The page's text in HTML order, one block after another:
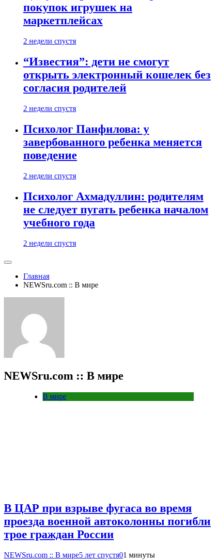
покупок игрушек на
маркетплейсах
2 недели спустя
“Известия”: дети не смогут
открыть электронный кошелек без
согласия родителей
2 недели спустя
Психолог Панфилова: у
завербованного ребенка меняется
поведение
2 недели спустя
Психолог Ахмадуллин: родителям
не следует пугать ребенка началом
учебного года
2 недели спустя
Главная
NEWSru.com :: В мире
NEWSru.com :: В мире
В мире
В ЦАР при взрыве фугаса во время
проезда военной автоколонны погибли
трое граждан России
NEWSru.com :: В мире5 лет спустя01 минуты